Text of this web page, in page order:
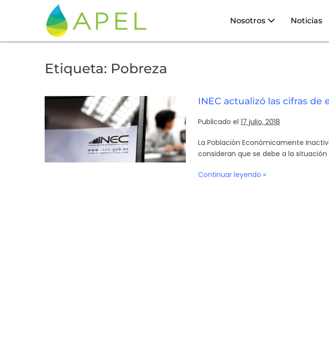
Nosotros Noticias
Etiqueta: Pobreza
INEC actualizó las cifras de
Publicado el 17 julio, 2018
La Población Económicamente
consideran que se debe a la
Continuar leyendo »